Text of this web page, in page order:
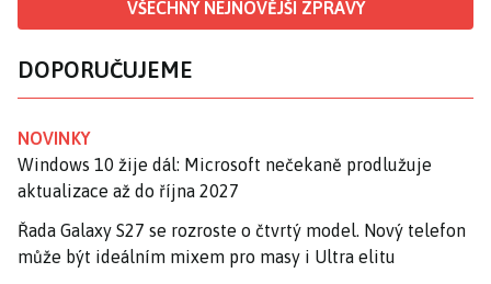
VŠECHNY NEJNOVĚJŠÍ ZPRÁVY
DOPORUČUJEME
NOVINKY
Windows 10 žije dál: Microsoft nečekaně prodlužuje
aktualizace až do října 2027
Řada Galaxy S27 se rozroste o čtvrtý model. Nový telefon
může být ideálním mixem pro masy i Ultra elitu